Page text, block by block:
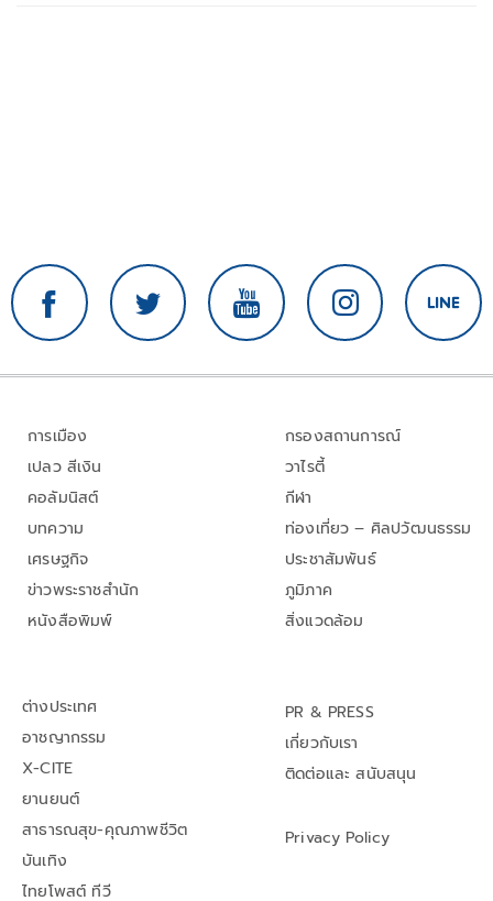
การเมือง
เปลว สีเงิน
คอลัมนิสต์
บทความ
เศรษฐกิจ
ข่าวพระราชสำนัก
หนังสือพิมพ์
กรองสถานการณ์
วาไรตี้
กีฬา
ท่องเที่ยว – ศิลปวัฒนธรรม
ประชาสัมพันธ์
ภูมิภาค
สิ่งแวดล้อม
ต่างประเทศ
อาชญากรรม
X-CITE
ยานยนต์
สาธารณสุข-คุณภาพชีวิต
บันเทิง
ไทยโพสต์ ทีวี
PR & PRESS
เกี่ยวกับเรา
ติดต่อและ สนับสนุน
Privacy Policy